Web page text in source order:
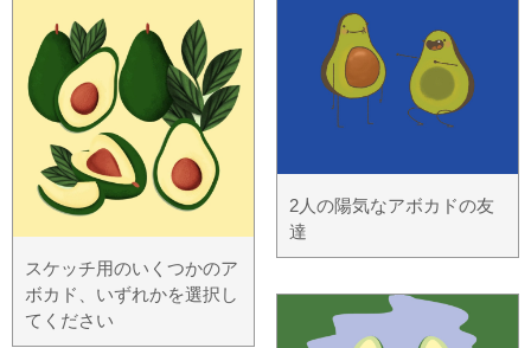
スケッチ用のいくつかのア
ボカド、いずれかを選択し
てください
2人の陽気なアボカドの友
達